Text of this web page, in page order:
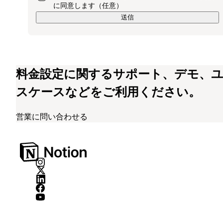
に同意します（任意）
送信
料金設定に関するサポート、デモ、
スケースなどをご利用ください。
営業に問い合わせる